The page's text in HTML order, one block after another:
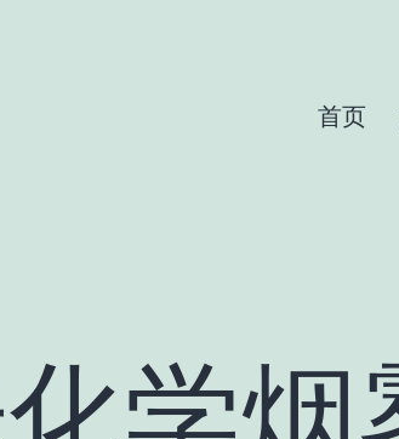
首页